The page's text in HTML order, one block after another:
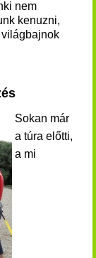
nem
kenuzni,
Sokan már
a túra előtti,
a mi